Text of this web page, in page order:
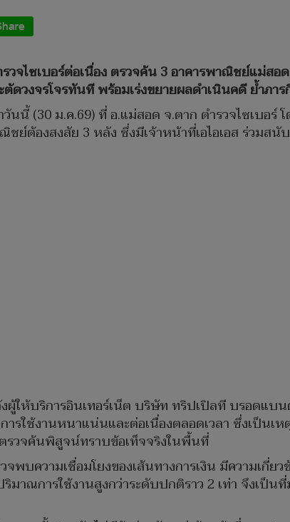
วจไซเบอร์ต่อเนื่อง ตรวจค้น 3 อาคารพาณิชย์แม่ส
ดวงจรโจรทันที พร้อมเร่งขยายผลดำเนินคดี ย้ำภ
วันนี้ (30 ม.ค.69) ที่ อ.แม่สอด จ.ตาก ตำรวจไซเบอ
ชย์ต้องสงสัย 3 หลัง ซึ่งมีเจ้าหน้าที่เอไอเอส ร่วมส
ให้บริการอินเทอร์เน็ต บริษัท ทริปเปิลที บรอดแบ
ใช้งานหนาแน่นและต่อเนื่องตลอดเวลา ซึ่งเป็นเ
รวจค้นพิสูจน์ทราบข้อเท็จจริงในพื้นที่
จพบความเชื่อมโยงของเส้นทางการเงิน มีความเกี่
าณการใช้งานสูงกว่าระดับปกติราว 2 เท่า จึงเป็น